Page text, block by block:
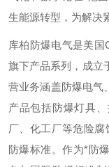
生能源转型，为解决
库柏防爆电气是美国
旗下产品系列，成立
营业务涵盖防爆电气
产品包括防爆灯具
厂、化工厂等危险
防爆标准。作为*防